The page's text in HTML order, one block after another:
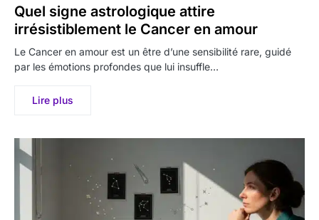
Quel signe astrologique attire
irrésistiblement le Cancer en amour
Le Cancer en amour est un être d’une sensibilité rare, guidé
par les émotions profondes que lui insuffle…
Lire plus